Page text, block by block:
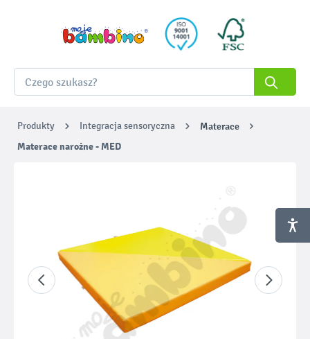
Produkty Integracja sensoryczna
Materace
Materace narożne - MED